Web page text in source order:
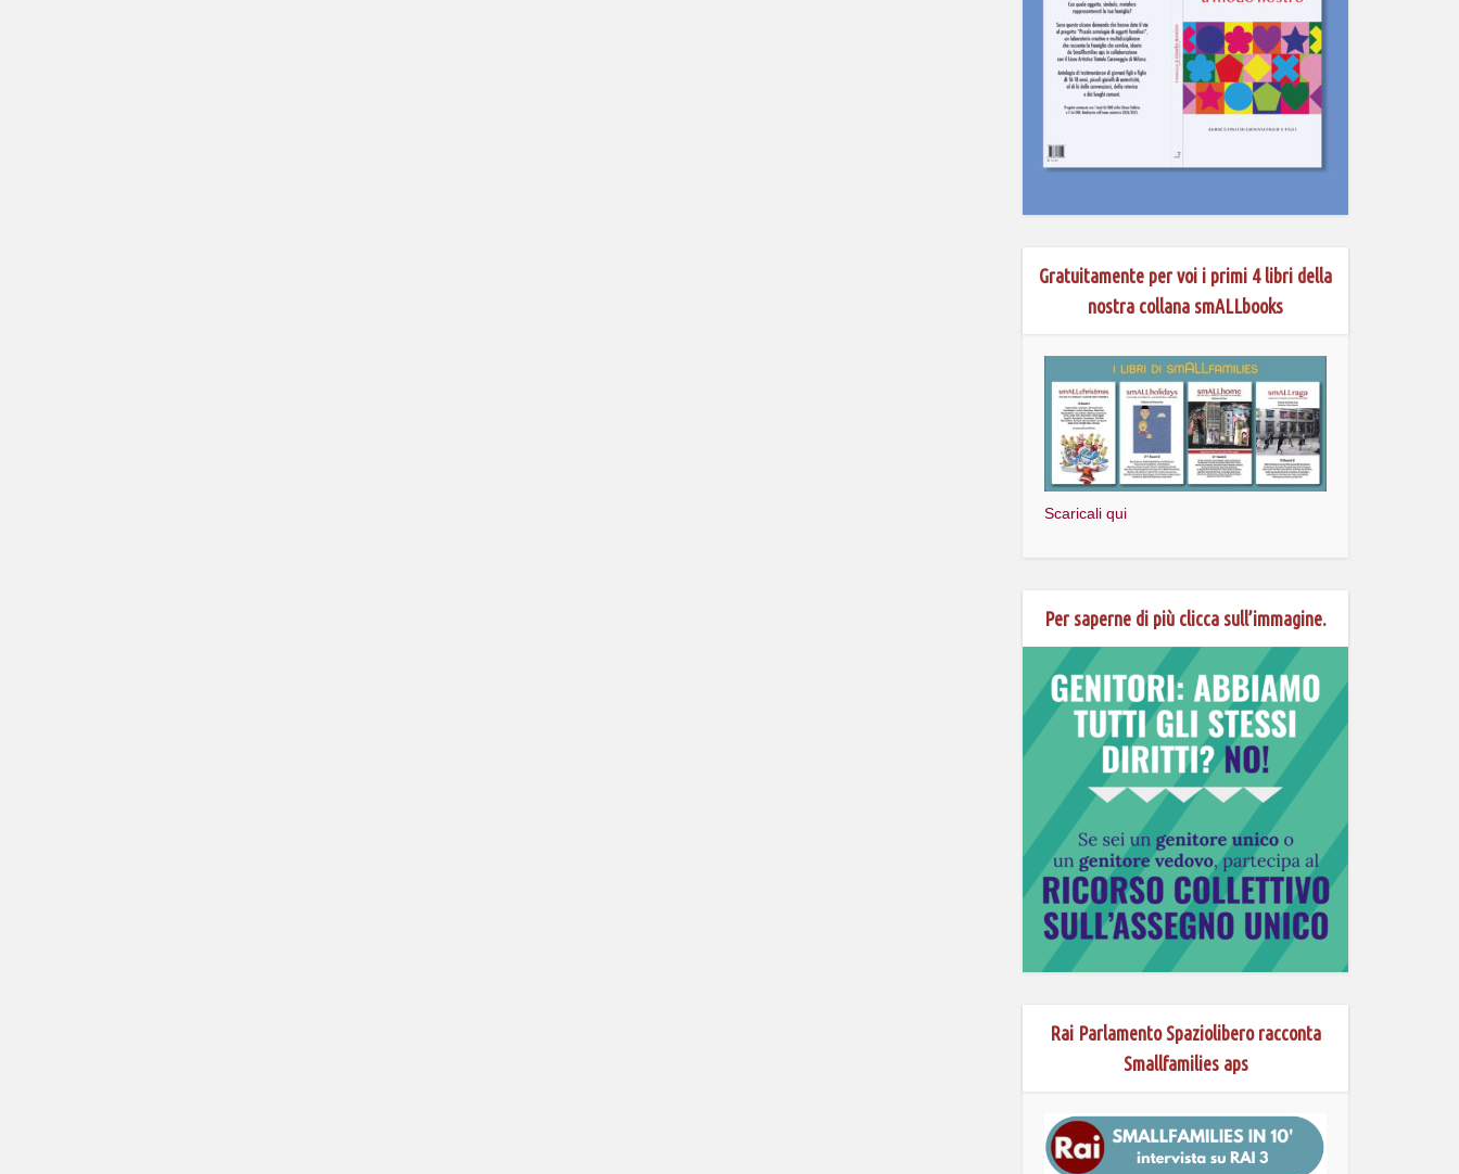
Gratuitamente per voi i primi 4 libri della
nostra collana smALLbooks
Scaricali qui
Per saperne di più clicca sull’immagine.
Rai Parlamento Spaziolibero racconta
Smallfamilies aps